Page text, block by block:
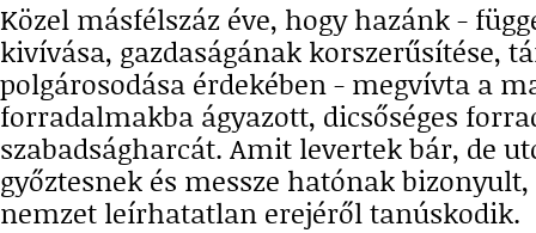
Közel másfélszáz éve, hogy hazánk -
kivívása, gazdaságának korszerűsítése,
polgárosodása érdekében - megvívta a
forradalmakba ágyazott, dicsőséges
szabadságharcát. Amit levertek bár, de
győztesnek és messze hatónak
nemzet leírhatatlan erejéről tanúskodik.